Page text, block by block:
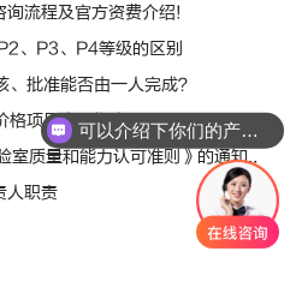
流程及官方资费介绍!
、P3、P4等级的区别
批准能否由一人完成？
格项目立项指南
室质量和能力认可准则》的通知..
人职责
可以介绍下你们的产品么